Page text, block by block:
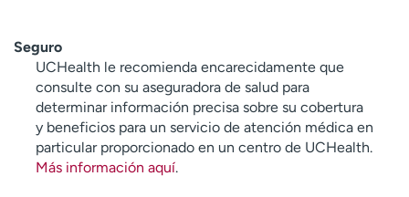
Seguro
UCHealth le recomienda encarecidamente que
consulte con su aseguradora de salud para
determinar información precisa sobre su cobertura
y beneficios para un servicio de atención médica en
particular proporcionado en un centro de UCHealth.
Más información aquí.